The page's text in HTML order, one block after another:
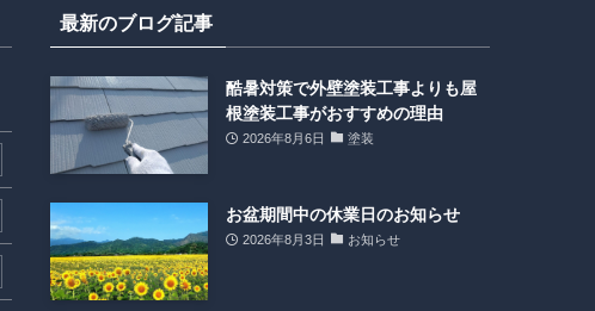
最新のブログ記事
酷暑対策で外壁塗装工事よりも屋
根塗装工事がおすすめの理由
2026年8月6日 塗装
お盆期間中の休業日のお知らせ
2026年8月3日 お知らせ